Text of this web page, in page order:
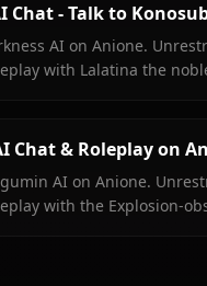
Chat - Talk to
AI on Anione.
with Lalatina the
Chat & Roleplay on
AI on Anione.
with the Explosion-